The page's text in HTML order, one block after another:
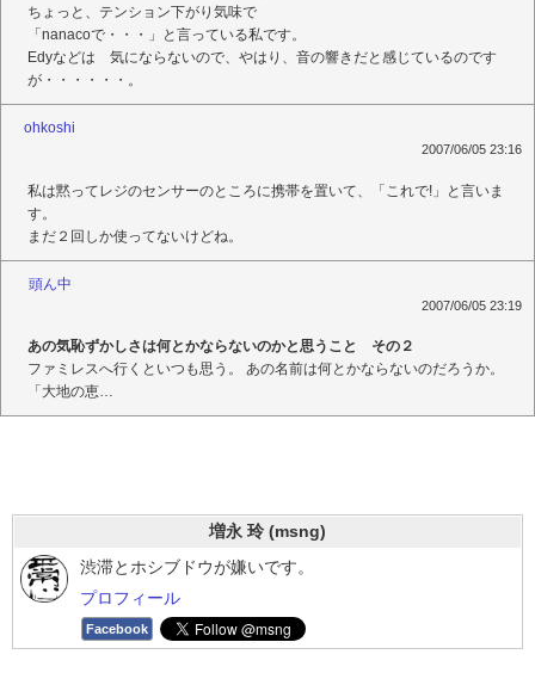
ちょっと、テンション下がり気味で
「nanacoで・・・」と言っている私です。
Edyなどは 気にならないので、やはり、音の響きだと感じているのです
が・・・・・・。
ohkoshi
2007/06/05 23:16
私は黙ってレジのセンサーのところに携帯を置いて、「これで!」と言いま
す。
まだ２回しか使ってないけどね。
頭ん中
2007/06/05 23:19
あの気恥ずかしさは何とかならないのかと思うこと その２
ファミレスへ行くといつも思う。 あの名前は何とかならないのだろうか。
「大地の恵…
増永 玲 (msng)
渋滞とホシブドウが嫌いです。
プロフィール
Facebook